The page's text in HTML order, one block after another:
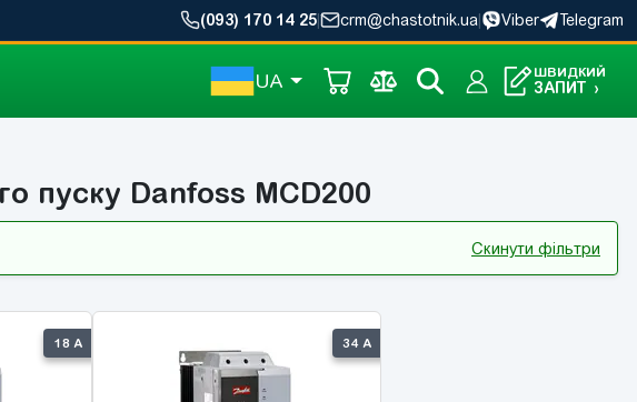
(093) 170 14 25 crm@chastotnik.ua Viber Telegram
UA ШВИДКИЙ
ЗАПИТ ›
пуску Danfoss MCD200
Скинути фільтри
18 А 34 А